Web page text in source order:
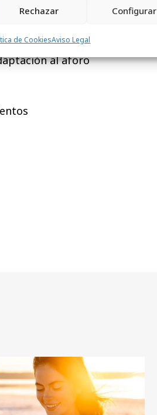
Rechazar Configurar
de CookiesAviso Legal
como deportivos
al aforo